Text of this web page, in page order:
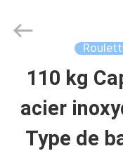
MAISON
PRODUITS
Ylcaster
Metal
110 kg
acier
Type de